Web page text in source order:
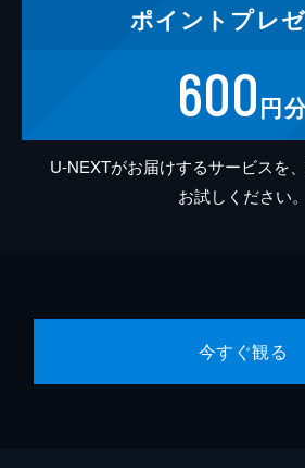
ポイント プレ
600円
U-NEXTがお届けするサービスを
お試しください。
今すぐ観る